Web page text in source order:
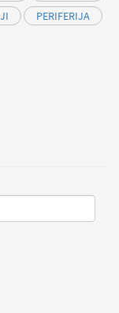
PERIFERIJA